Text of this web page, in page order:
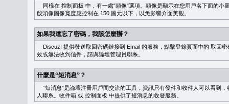
同樣在 控制面板 中，有一處“頭像”選項。頭像是顯示在您用戶名下面的
般頭像圖像寬度應控制在 150 圖元以下，以免影響介面美觀。
如果我遺忘了密碼，我該怎麼辦？
Discuz! 提供發送取回密碼鏈接到 Email 的服務，點擊登錄頁面中的 取回密
效或無法收到信件，請與論壇管理員聯系。
什麼是“短消息”？
“短消息”是論壇注冊用戶間交流的工具，資訊只有發件和收件人可以看到
人聯系。 收件箱 或 控制面板 中提供了短消息的收發服務。